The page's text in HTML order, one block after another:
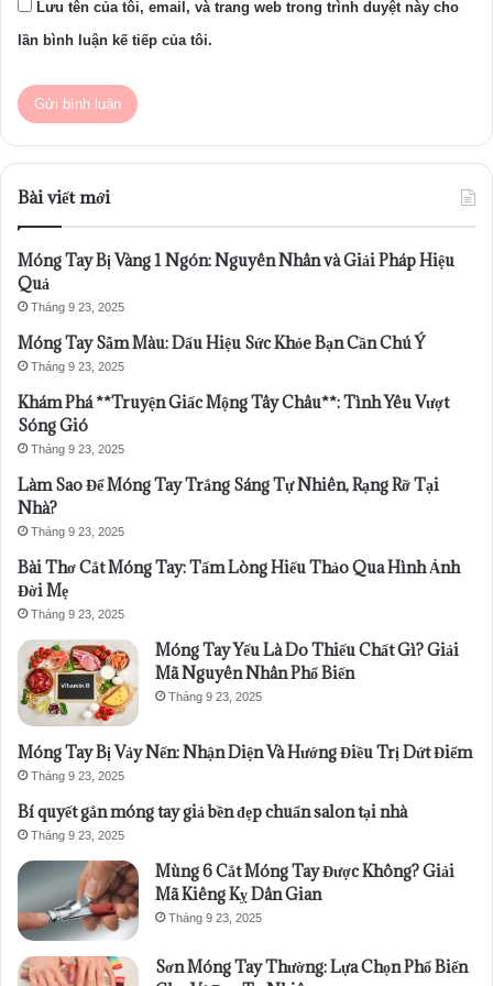
Lưu tên của tôi, email, và trang web trong trình duyệt này cho
lần bình luận kế tiếp của tôi.
Bài viết mới
Móng Tay Bị Vàng 1 Ngón: Nguyên Nhân và Giải Pháp Hiệu
Quả
Tháng 9 23, 2025
Móng Tay Sẫm Màu: Dấu Hiệu Sức Khỏe Bạn Cần Chú Ý
Tháng 9 23, 2025
Khám Phá **Truyện Giấc Mộng Tây Châu**: Tình Yêu Vượt
Sóng Gió
Tháng 9 23, 2025
Làm Sao Để Móng Tay Trắng Sáng Tự Nhiên, Rạng Rỡ Tại
Nhà?
Tháng 9 23, 2025
Bài Thơ Cắt Móng Tay: Tấm Lòng Hiếu Thảo Qua Hình Ảnh
Đời Mẹ
Tháng 9 23, 2025
Móng Tay Yếu Là Do Thiếu Chất Gì? Giải
Mã Nguyên Nhân Phổ Biến
Tháng 9 23, 2025
Móng Tay Bị Vảy Nến: Nhận Diện Và Hướng Điều Trị Dứt Điểm
Tháng 9 23, 2025
Bí quyết gắn móng tay giả bền đẹp chuẩn salon tại nhà
Tháng 9 23, 2025
Mùng 6 Cắt Móng Tay Được Không? Giải
Mã Kiêng Kỵ Dân Gian
Tháng 9 23, 2025
Sơn Móng Tay Thường: Lựa Chọn Phổ Biến